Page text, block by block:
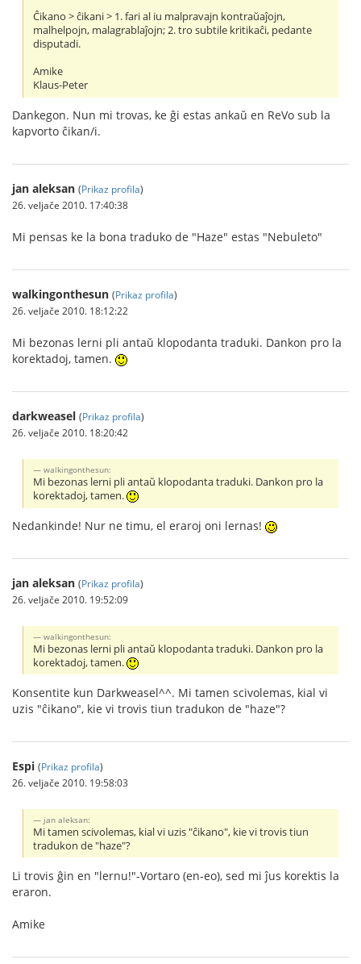
Ĉikano > ĉikani > 1. fari al iu malpravajn kontraŭaĵojn,
malhelpojn, malagrablaĵojn; 2. tro subtile kritikaĉi, pedante
disputadi.
Amike
Klaus-Peter
Dankegon. Nun mi trovas, ke ĝi estas ankaŭ en ReVo sub la
kapvorto ĉikan/i.
jan aleksan (Prikaz profila)
26. veljače 2010. 17:40:38
Mi pensas ke la bona traduko de "Haze" estas "Nebuleto"
walkingonthesun (Prikaz profila)
26. veljače 2010. 18:12:22
Mi bezonas lerni pli antaŭ klopodanta traduki. Dankon pro la
korektadoj, tamen.
darkweasel (Prikaz profila)
26. veljače 2010. 18:20:42
walkingonthesun:
Mi bezonas lerni pli antaŭ klopodanta traduki. Dankon pro la
korektadoj, tamen.
Nedankinde! Nur ne timu, el eraroj oni lernas!
jan aleksan (Prikaz profila)
26. veljače 2010. 19:52:09
walkingonthesun:
Mi bezonas lerni pli antaŭ klopodanta traduki. Dankon pro la
korektadoj, tamen.
Konsentite kun Darkweasel^^. Mi tamen scivolemas, kial vi
uzis "ĉikano", kie vi trovis tiun tradukon de "haze"?
Espi (Prikaz profila)
26. veljače 2010. 19:58:03
jan aleksan:
Mi tamen scivolemas, kial vi uzis "ĉikano", kie vi trovis tiun
tradukon de "haze"?
Li trovis ĝin en "lernu!"-Vortaro (en-eo), sed mi ĵus korektis la
eraron.
Amike